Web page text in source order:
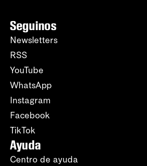
Seguinos
Newsletters
RSS
YouTube
WhatsApp
Instagram
Facebook
TikTok
Ayuda
Centro de ayuda